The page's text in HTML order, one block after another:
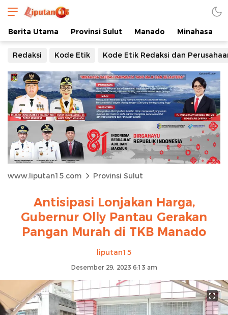
Berita Utama Provinsi Sulut Manado Minahasa
Redaksi Kode Etik Kode Etik Redaksi dan
www.liputan15.com Provinsi Sulut
Antisipasi Lonjakan Harga,
Gubernur Olly Pantau Gerakan
Pangan Murah di TKB Manado
liputan15
Desember 29, 2023 6:13 am